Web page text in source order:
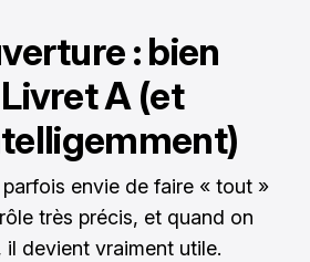
: bien
A (et
envie de faire « tout »
très précis, et quand on
il devient vraiment utile.